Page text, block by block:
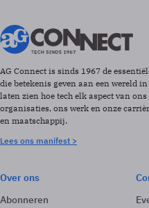
AG Connect is sinds 1967 de
die betekenis geven aan een wereld
laten zien hoe tech elk aspect van
organisaties, ons werk en onze
en maatschappij.
Lees ons manifest >
Over ons
Abonneren